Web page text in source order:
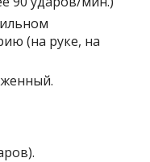
(на руке, на